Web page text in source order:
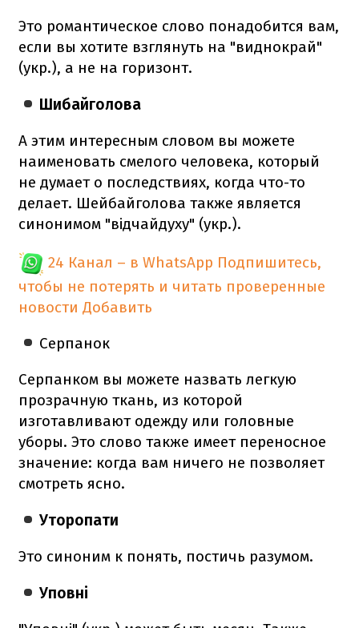
Это романтическое слово понадобится вам,
если вы хотите взглянуть на "виднокрай"
(укр.), а не на горизонт.
Шибайголова
А этим интересным словом вы можете
наименовать смелого человека, который
не думает о последствиях, когда что-то
делает. Шейбайголова также является
синонимом "відчайдуху" (укр.).
24 Канал – в WhatsApp Подпишитесь,
чтобы не потерять и читать проверенные
новости Добавить
Серпанок
Серпанком вы можете назвать легкую
прозрачную ткань, из которой
изготавливают одежду или головные
уборы. Это слово также имеет переносное
значение: когда вам ничего не позволяет
смотреть ясно.
Уторопати
Это синоним к понять, постичь разумом.
Уповні